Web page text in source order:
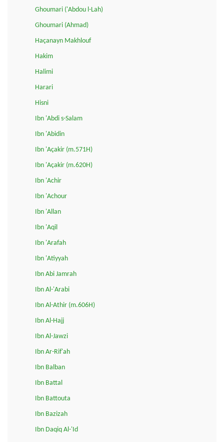
Ghoumari ('Abdou l-Lah)
Ghoumari (Ahmad)
Haçanayn Makhlouf
Hakim
Halimi
Harari
Hisni
Ibn 'Abdi s-Salam
Ibn 'Abidin
Ibn 'Açakir (m.571H)
Ibn 'Açakir (m.620H)
Ibn 'Achir
Ibn 'Achour
Ibn 'Allan
Ibn 'Aqil
Ibn 'Arafah
Ibn 'Atiyyah
Ibn Abi Jamrah
Ibn Al-'Arabi
Ibn Al-Athir (m.606H)
Ibn Al-Hajj
Ibn Al-Jawzi
Ibn Ar-Rif'ah
Ibn Balban
Ibn Battal
Ibn Battouta
Ibn Bazizah
Ibn Daqiq Al-'Id